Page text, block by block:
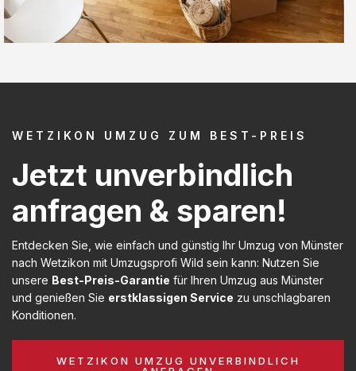
WETZIKON UMZUG ZUM BEST-PREIS
Jetzt unverbindlich
anfragen & sparen!
Entdecken Sie, wie einfach und günstig Ihr Umzug von Münster
nach Wetzikon mit Umzugsprofi Wild sein kann: Nutzen Sie
unsere Best-Preis-Garantie für Ihren Umzug aus Münster
und genießen Sie erstklassigen Service zu unschlagbaren
Konditionen.
WETZIKON UMZUG UNVERBINDLICH